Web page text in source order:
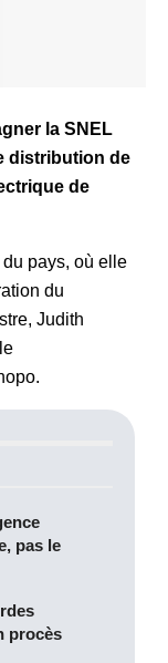
la SNEL
distribution de
de
pays, où elle
du
Judith
pas le
procès